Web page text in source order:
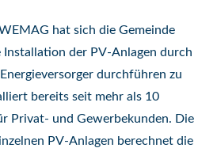
hat sich die Gemeinde
Installation der PV-Anlagen durch
durchführen zu
bereits seit mehr als 10
Privat- und Gewerbekunden. Die
PV-Anlagen berechnet die